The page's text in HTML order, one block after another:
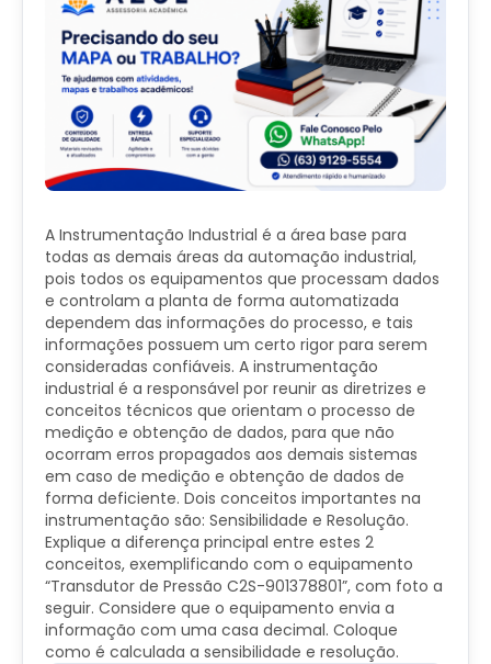
A Instrumentação Industrial é a área base para
todas as demais áreas da automação industrial,
pois todos os equipamentos que processam dados
e controlam a planta de forma automatizada
dependem das informações do processo, e tais
informações possuem um certo rigor para serem
consideradas confiáveis. A instrumentação
industrial é a responsável por reunir as diretrizes e
conceitos técnicos que orientam o processo de
medição e obtenção de dados, para que não
ocorram erros propagados aos demais sistemas
em caso de medição e obtenção de dados de
forma deficiente. Dois conceitos importantes na
instrumentação são: Sensibilidade e Resolução.
Explique a diferença principal entre estes 2
conceitos, exemplificando com o equipamento
“Transdutor de Pressão C2S-901378801”, com foto a
seguir. Considere que o equipamento envia a
informação com uma casa decimal. Coloque
como é calculada a sensibilidade e resolução.